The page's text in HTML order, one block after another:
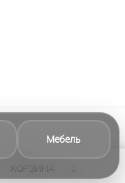
КОРЗИНА
Мебель